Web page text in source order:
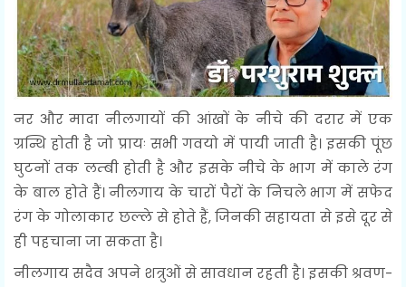
नर और मादा नीलगायों की आंखों के नीचे की दरार में एक
ग्रन्थि होती है जो प्रायः सभी गवयो में पायी जाती है। इसकी पूंछ
घुटनों तक लम्बी होती है और इसके नीचे के भाग में काले रंग
के बाल होते हैं। नीलगाय के चारों पैरों के निचले भाग में सफेद
रंग के गोलाकार छल्ले से होते हैं, जिनकी सहायता से इसे दूर से
ही पहचाना जा सकता है।
नीलगाय सदैव अपने शत्रुओं से सावधान रहती है। इसकी श्रवण-